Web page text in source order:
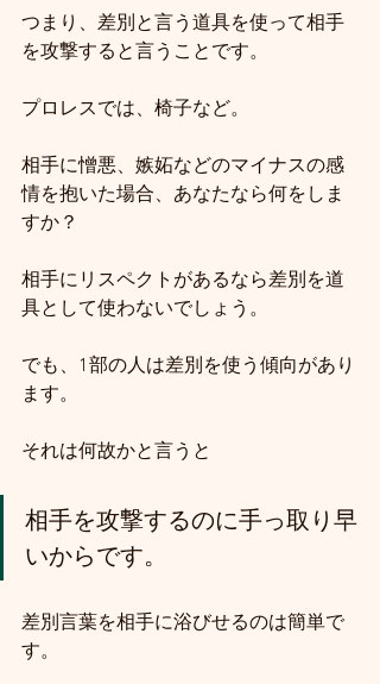
つまり、差別と言う道具を使って相手
を攻撃すると言うことです。
プロレスでは、椅子など。
相手に憎悪、嫉妬などのマイナスの感
情を抱いた場合、あなたなら何をしま
すか？
相手にリスペクトがあるなら差別を道
具として使わないでしょう。
でも、1部の人は差別を使う傾向があり
ます。
それは何故かと言うと
相手を攻撃するのに手っ取り早
いからです。
差別言葉を相手に浴びせるのは簡単で
す。